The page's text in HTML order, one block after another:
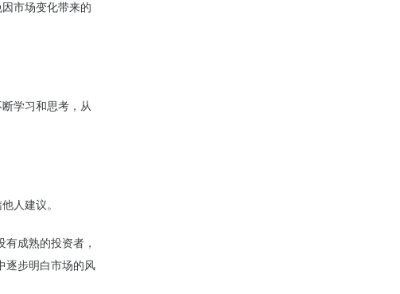
市场变化带来的
学习和思考，从
人建议。
成熟的投资者，
逐步明白市场的风